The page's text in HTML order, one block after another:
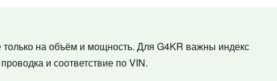
на объём и мощность. Для G4KR важны индекс
и соответствие по VIN.